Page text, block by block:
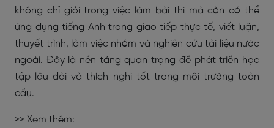
không chỉ giỏi trong việc làm bài thi mà còn có thể
ứng dụng tiếng Anh trong giao tiếp thực tế, viết luận,
thuyết trình, làm việc nhóm và nghiên cứu tài liệu nước
ngoài. Đây là nền tảng quan trọng để phát triển học
tập lâu dài và thích nghi tốt trong môi trường toàn
cầu.
>> Xem thêm: